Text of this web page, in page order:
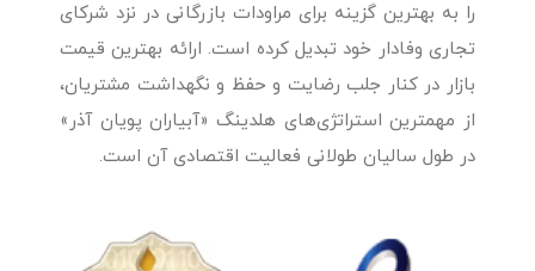
را به بهترین گزینه برای مراودات بازرگانی در نزد شرکای
تجاری وفادار خود تبدیل کرده است. ارائه بهترین قیمت
بازار در کنار جلب رضایت و حفظ و نگهداشت مشتریان،
از مهمترین استراتژی‌های هلدینگ «آبیاران پویان آذر»
در طول سالیان طولانی فعالیت اقتصادی آن است.